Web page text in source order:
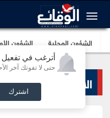
أترغب في تفعيل
حتى لا تفوتك آخر
اشترك
الشؤون المحلية الشؤون
الاخبار الرياضية